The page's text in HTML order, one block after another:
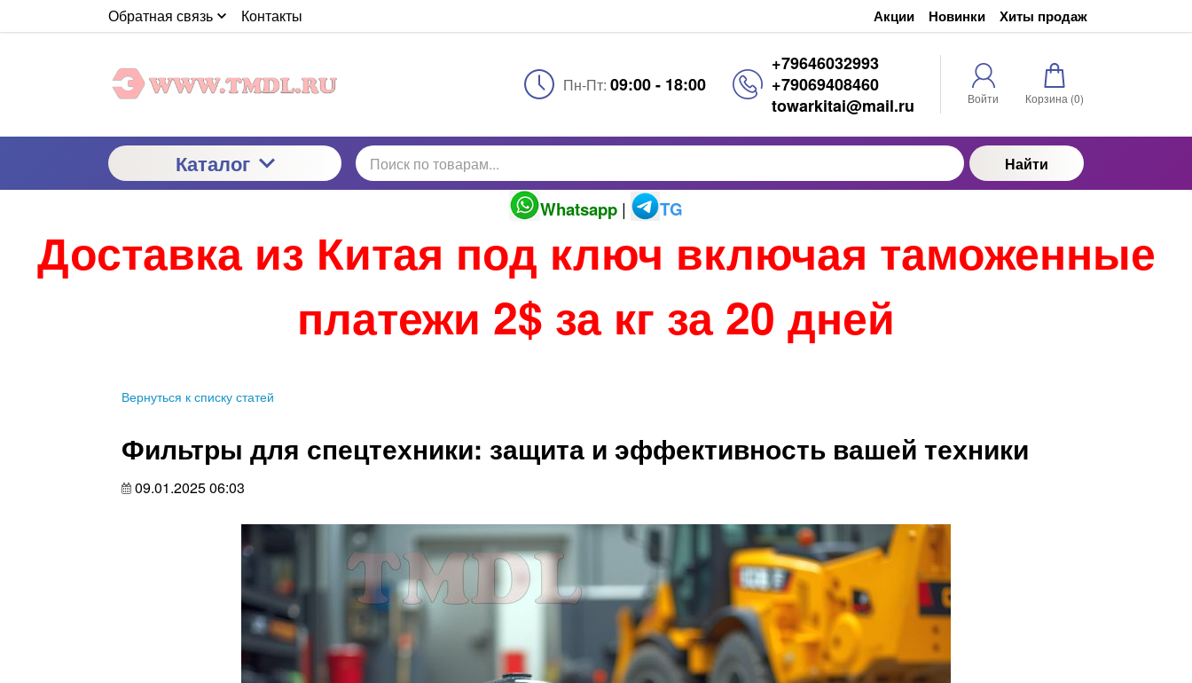
Обратная связь Контакты Акции Новинки Хиты продаж
Пн-Пт: 09:00 - 18:00
+79646032993
+79069408460
towarkitai@mail.ru
Войти Корзина (0)
Каталог Найти
Whatsapp | TG
Доставка из Китая под ключ включая таможенные
платежи 2$ за кг за 20 дней
Вернуться к списку статей
Фильтры для спецтехники: защита и эффективность вашей техники
09.01.2025 06:03